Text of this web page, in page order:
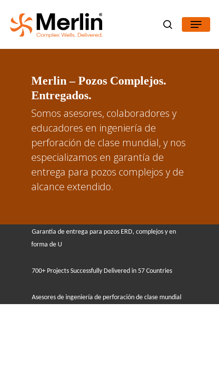
main
Menu
Merlin – Pozos Complejos.
Entregados.
Somos asesores, colaboradores y
educadores en ingeniería de
perforación de clase mundial, y nos
especializamos en garantía de
entrega para pozos complejos y de
alcance extendido.
Garantía de entrega para pozos ERD, complejos y en
forma de U
700+ Projects Successfully Delivered in 57 Countries
Asesores de ingeniería de perforación de clase mundial